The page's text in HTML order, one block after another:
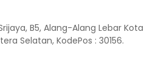
B5, Alang-Alang Lebar Kota
Selatan, KodePos : 30156.